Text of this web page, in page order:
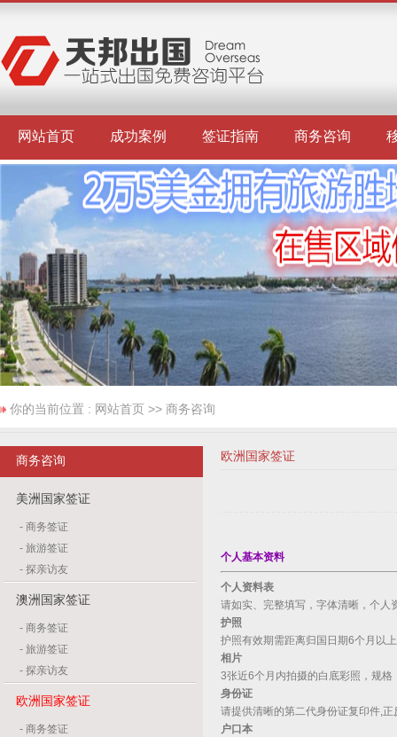
网站首页 成功案例 签证指南 商务咨询
你的当前位置 : 网站首页 >> 商务咨询
商务咨询
美洲国家签证
- 商务签证
- 旅游签证
- 探亲访友
澳洲国家签证
- 商务签证
- 旅游签证
- 探亲访友
欧洲国家签证
- 商务签证
欧洲国家签证
个人基本资料
个人资料表
请如实、完整填写，字体清晰，个人
护照
护照有效期需距离归国日期6个月以
相片
3张近6个月内拍摄的白底彩照，规
身份证
请提供清晰的第二代身份证复印件,
户口本